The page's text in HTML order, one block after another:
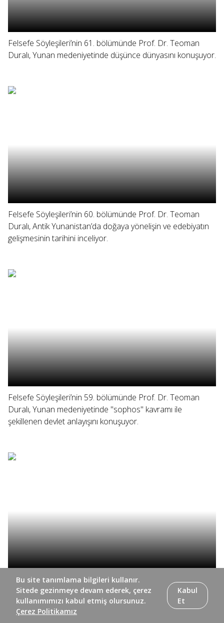
Felsefe Söyleşileri’nin 61. bölümünde Prof. Dr. Teoman
Duralı, Yunan medeniyetinde düşünce dünyasını konuşuyor.
Felsefe Söyleşileri’nin 60. bölümünde Prof. Dr. Teoman
Duralı, Antik Yunanistan’da doğaya yönelişin ve edebiyatın
gelişmesinin tarihini inceliyor.
Felsefe Söyleşileri’nin 59. bölümünde Prof. Dr. Teoman
Duralı, Yunan medeniyetinde "sophos" kavramı ile
şekillenen devlet anlayışını konuşuyor.
Felsefe Söyleşileri’nin 58. bölümünde Prof. Dr. Teoman
Duralı, Yunan medeniyetinin siyasi ve iktisadi hayatını ele
alıyor.
Bu site tanımlama bilgileri kullanır.
Sitede gezinmeye devam ederek, çerez
kullanımımızı kabul etmiş olursunuz.
Çerez Politikamız
Kabul
Et